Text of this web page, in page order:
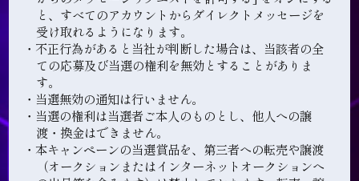
と、すべてのアカウントからダイレクトメッセージを
受け取れるようになります。
・不正行為があると当社が判断した場合は、当該者の全
ての応募及び当選の権利を無効とすることがありま
す。
・当選無効の通知は行いません。
・当選の権利は当選者ご本人のものとし、他人への譲
渡・換金はできません。
・本キャンペーンの当選賞品を、第三者への転売や譲渡
（オークションまたはインターネットオークションへ